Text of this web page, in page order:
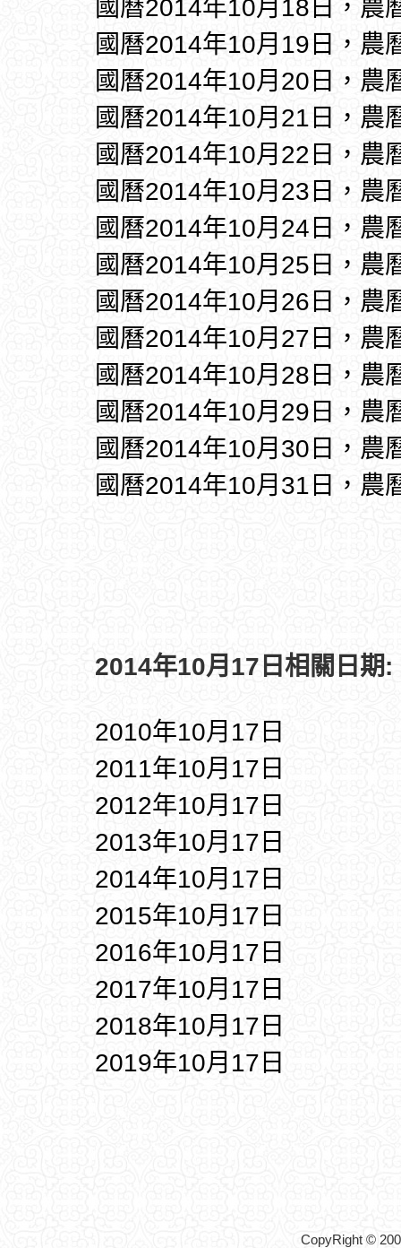
國曆2014年10月18日，農
國曆2014年10月19日，農
國曆2014年10月20日，農
國曆2014年10月21日，農
國曆2014年10月22日，農
國曆2014年10月23日，農
國曆2014年10月24日，農
國曆2014年10月25日，農
國曆2014年10月26日，農
國曆2014年10月27日，農
國曆2014年10月28日，農
國曆2014年10月29日，農
國曆2014年10月30日，農
國曆2014年10月31日，農
2014年10月17日相關日期:
2010年10月17日
2011年10月17日
2012年10月17日
2013年10月17日
2014年10月17日
2015年10月17日
2016年10月17日
2017年10月17日
2018年10月17日
2019年10月17日
CopyRight ©